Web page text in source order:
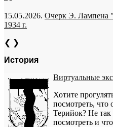
15.05.2026. Очерк Э. Лампена
1934 г.
❮ ❯
История
Виртуальные
Хотите
посмотреть, что
Терийок? Не так
посмотреть и